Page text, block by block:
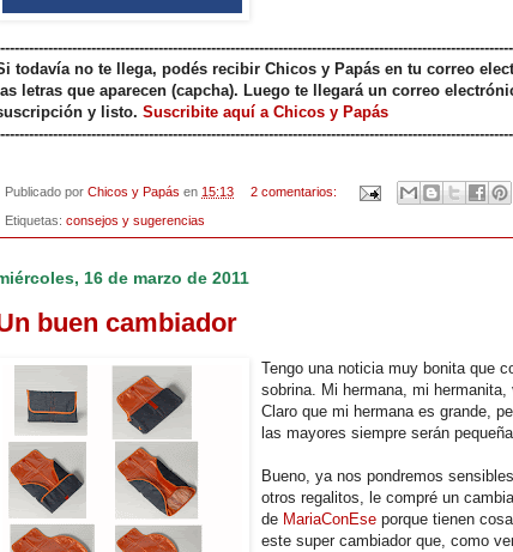
todavía no te llega, podés recibir Chicos y Papás en tu correo
las letras que aparecen (capcha). Luego te llegará un correo
y listo. Suscribite aquí a Chicos y Papás
Publicado por Chicos y Papás en 15:13 2 comentarios:
Etiquetas: consejos y sugerencias
16 de marzo de 2011
buen cambiador
Tengo una noticia muy bonita que
sobrina. Mi hermana, mi
Claro que mi hermana es grande,
las mayores siempre serán
Bueno, ya nos pondremos
otros regalitos, le compré un
de MariaConEse porque tienen
este super cambiador que, como